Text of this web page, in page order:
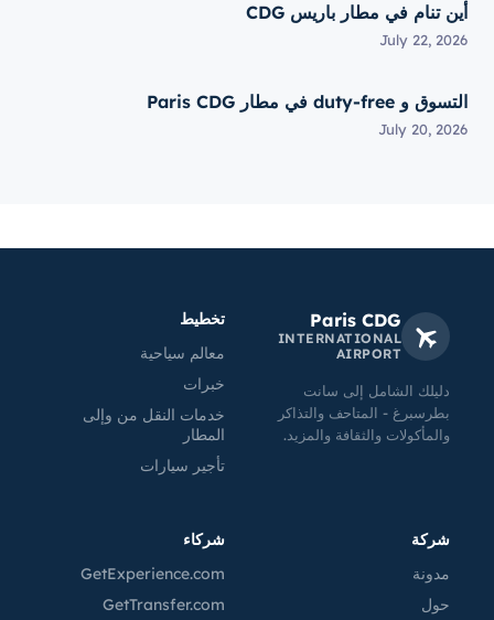
أين تنام في مطار باريس CDG
July 22, 2026
التسوق و duty-free في مطار Paris CDG
July 20, 2026
Paris CDG
INTERNATIONAL
AIRPORT
دليلك الشامل إلى سانت
بطرسبرغ - المتاحف والتذاكر
والمأكولات والثقافة والمزيد.
تخطيط
معالم سياحية
خبرات
خدمات النقل من وإلى
المطار
تأجير سيارات
شركة
مدونة
حول
شركاء
GetExperience.com
GetTransfer.com